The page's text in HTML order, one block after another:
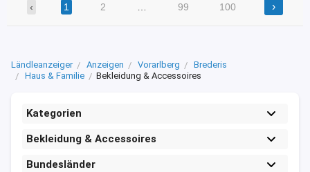
‹ 1 2 99 100 ›
Ländleanzeiger Anzeigen Vorarlberg
Brederis
Haus & Familie
Bekleidung & Accessoires
Kategorien
Bekleidung & Accessoires
Bundesländer